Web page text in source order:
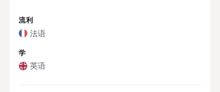
流利
法语
学
英语